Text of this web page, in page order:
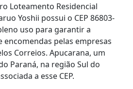
Loteamento Residencial
Yoshii possui o CEP 86803-
uso para garantir a
pelas empresas
Correios. Apucarana, um
Paraná, na região Sul do
a esse CEP.